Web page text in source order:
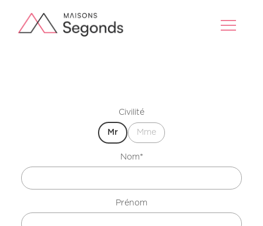
Civilité
Mr Mme
Nom*
Prénom